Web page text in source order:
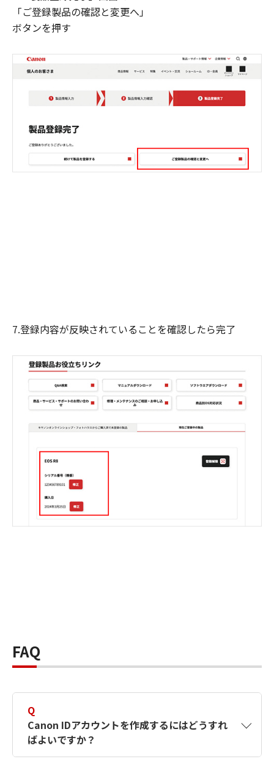
「ご登録製品の確認と変更へ」
ボタンを押す
7.登録内容が反映されていることを確認したら完了
FAQ
Q
Canon IDアカウントを作成するにはどうすれ
ばよいですか？